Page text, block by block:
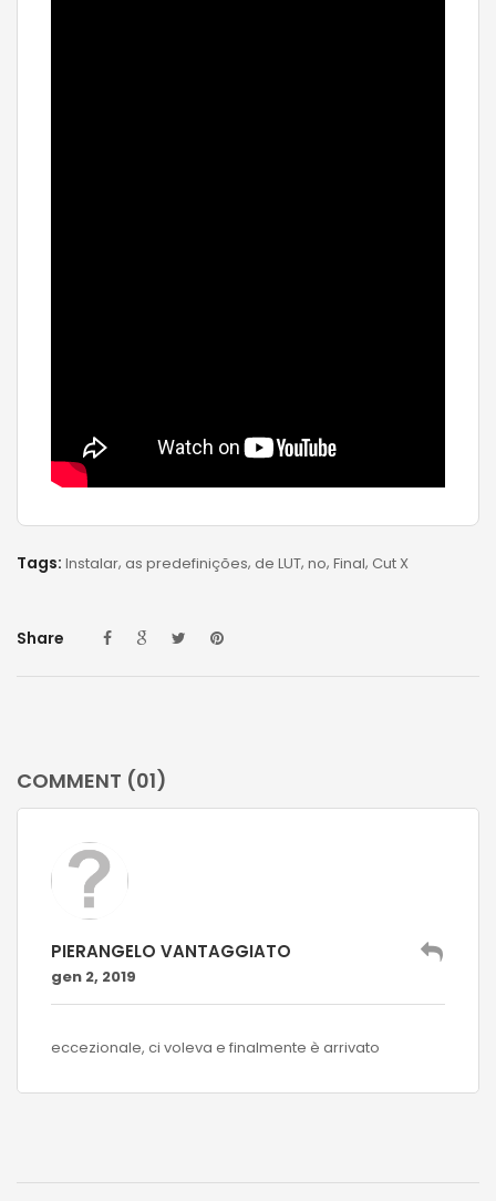
Tags: Instalar as predefinições de LUT no Final Cut X
Share
COMMENT (01)
PIERANGELO VANTAGGIATO
gen 2, 2019
eccezionale, ci voleva e finalmente è arrivato